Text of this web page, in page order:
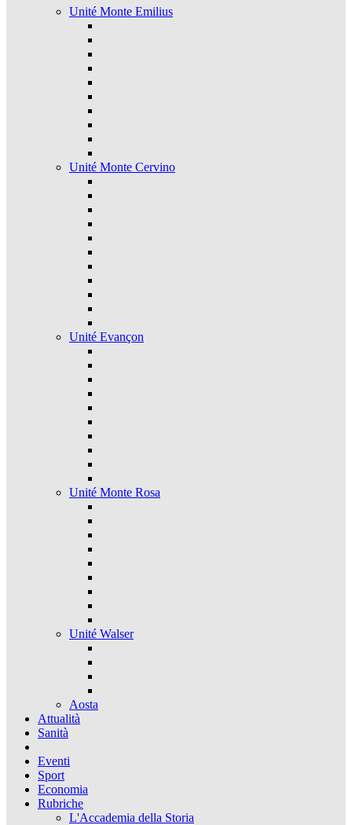
Unité Monte Emilius
Unité Monte Cervino
Unité Evançon
Unité Monte Rosa
Unité Walser
Aosta
Attualità
Sanità
Eventi
Sport
Economia
Rubriche
L'Accademia della Storia